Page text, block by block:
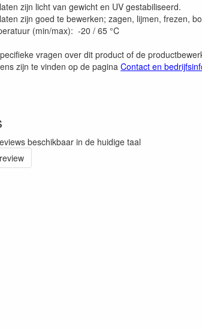
zijn licht van gewicht en UV gestabiliseerd.
zijn goed te bewerken; zagen, lijmen, frezen,
(min/max): -20 / 65 °C
vragen over dit product of de
zijn te vinden op de pagina Contact en
beschikbaar in de huidige taal